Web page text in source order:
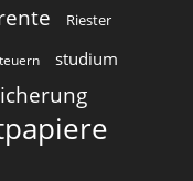
Riester
studium